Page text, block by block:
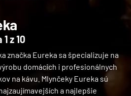
z 10
značka Eureka sa špecializuje na
domácich i profesionálnych
na kávu. Mlynčeky Eureka sú
a najlepšie